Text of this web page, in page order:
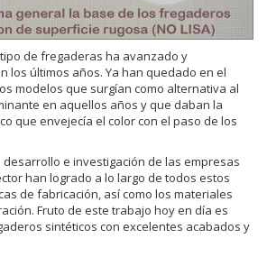
de fregaderas ha avanzado y
los últimos años. Ya han quedado en el
modelos que surgían como alternativa al
en aquellos años y que daban la
que envejecía el color con el paso de los
e investigación de las empresas
han logrado a lo largo de todos estos
de fabricación, así como los materiales
Fruto de este trabajo hoy en día es
sintéticos con excelentes acabados y